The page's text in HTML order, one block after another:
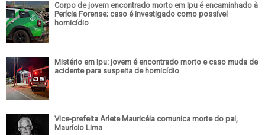
Corpo de jovem encontrado morto em Ipu é encaminhado à
Perícia Forense; caso é investigado como possível
homicídio
Mistério em Ipu: jovem é encontrado morto e caso muda de
acidente para suspeita de homicídio
Vice-prefeita Arlete Mauricéia comunica morte do pai,
Maurício Lima